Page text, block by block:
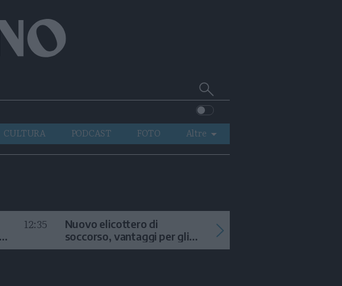
Cerca
su
Trentino
CULTURA PODCAST FOTO
Altre
VIDEO
12:35
Nuovo elicottero di
soccorso, vantaggi per gli
interventi in alta quota